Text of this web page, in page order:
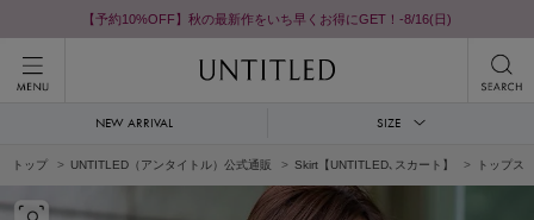
【予約10%OFF】秋の最新作をいち早くお得にGET！-8/16(日)
NEW ARRIVAL SIZE
トップ UNTITLED（アンタイトル）公式通販 Skirt【UNTITLED､スカート】 トップス